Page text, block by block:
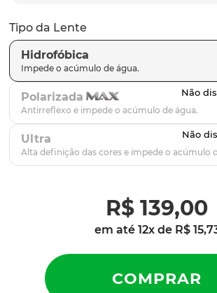
Tipo da Lente
Hidrofóbica
Polarizada
Ultra
R$ 139,00
em até 12x de R$ 15,